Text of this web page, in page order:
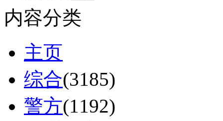
内容分类
主页
综合(3185)
警方(1192)